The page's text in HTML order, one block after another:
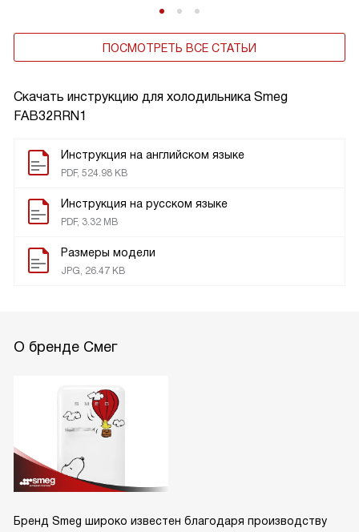
Скачать инструкцию для холодильника Smeg
FAB32RRN1
Инструкция на английском языке
PDF, 524.98 KB
Инструкция на русском языке
PDF, 3.32 MB
Размеры модели
JPG, 26.47 KB
ПОСМОТРЕТЬ ВСЕ СТАТЬИ
О бренде Смег
Бренд Smeg широко известен благодаря производству